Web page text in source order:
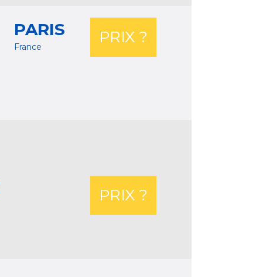
PARIS
France
PRIX ?
PRIX ?